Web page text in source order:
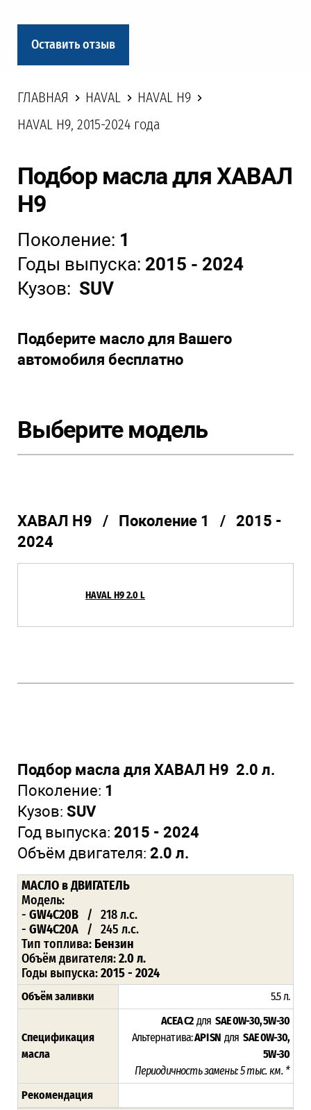
Оставить отзыв
ГЛАВНАЯ HAVAL
HAVAL H9
HAVAL H9, 2015-2024 года
Подбор масла для ХАВАЛ
Н9
Поколение: 1
Годы выпуска: 2015 - 2024
Кузов: SUV
Подберите масло для Вашего
автомобиля бесплатно
Выберите модель
ХАВАЛ Н9 / Поколение 1 / 2015 -
2024
HAVAL H9 2.0 L
Подбор масла для ХАВАЛ Н9 2.0 л.
Поколение: 1
Кузов: SUV
Год выпуска: 2015 - 2024
Объём двигателя: 2.0 л.
МАСЛО в ДВИГАТЕЛЬ
Модель:
- GW4C20B / 218 л.с.
- GW4C20A / 245 л.с.
Тип топлива: Бензин
Объём двигателя:2.0 л.
Годы выпуска:2015 - 2024
Объём заливки 5.5 л.
Спецификация
масла
ACEA C2 дляSAE 0W-30, 5W-30
Альтернатива:API SN дляSAE 0W-30,
5W-30
Периодичность замены: 5 тыс. км. *
Рекомендация